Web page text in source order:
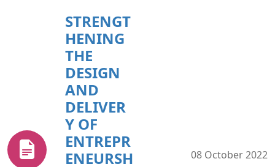
STRENGT
HENING
THE
DESIGN
AND
DELIVER
Y OF
ENTREPR
ENEURSH
08 October 2022